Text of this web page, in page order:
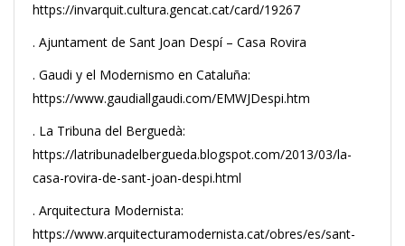
https://invarquit.cultura.gencat.cat/card/19267
. Ajuntament de Sant Joan Despí – Casa Rovira
. Gaudi y el Modernismo en Cataluña:
https://www.gaudiallgaudi.com/EMWJDespi.htm
. La Tribuna del Berguedà:
https://latribunadelbergueda.blogspot.com/2013/03/la-
casa-rovira-de-sant-joan-despi.html
. Arquitectura Modernista:
https://www.arquitecturamodernista.cat/obres/es/sant-